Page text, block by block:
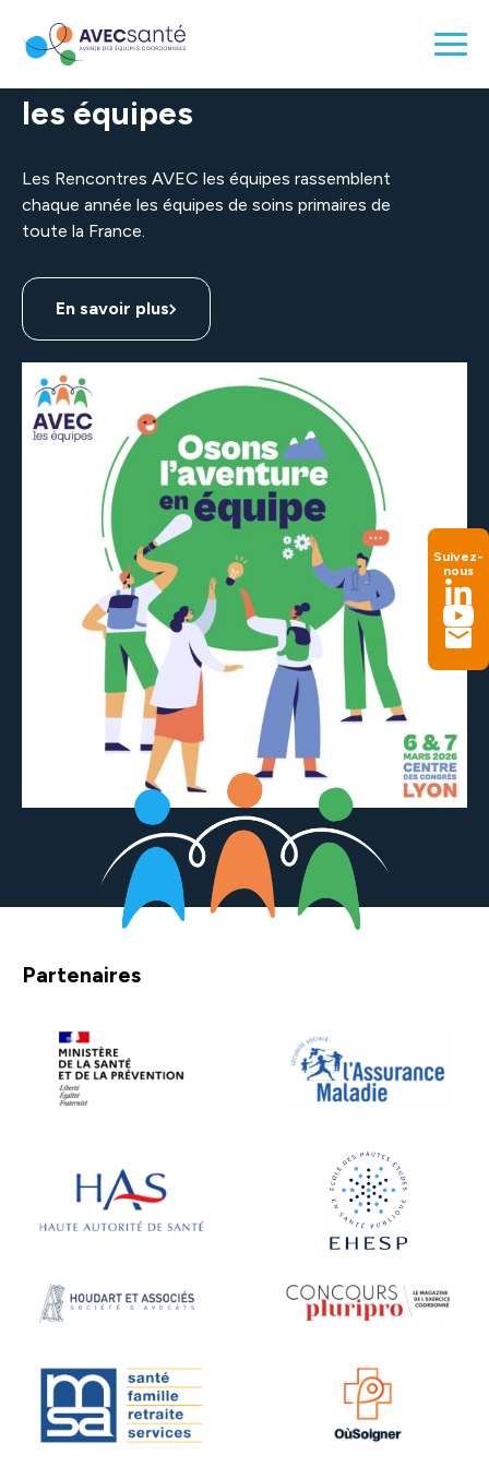
Suivez-
nous
Les Rencontres AVEC
les équipes
Les Rencontres AVEC les équipes rassemblent
chaque année les équipes de soins primaires de
toute la France.
En savoir plus
Partenaires